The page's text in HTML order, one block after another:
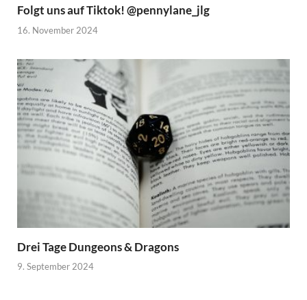
Folgt uns auf Tiktok! @pennylane_jlg
16. November 2024
Drei Tage Dungeons & Dragons
9. September 2024